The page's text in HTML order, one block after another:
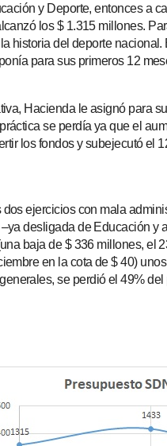
y Deporte, entonces a
los $ 1.315 millones.
historia del deporte
para sus primeros 12
Hacienda le asignó para
se perdía ya que el
los fondos y subejecutó el
ejercicios con mala
desligada de Educación
baja de $ 336 millones,
en la cota de $ 40)
se perdió el 49%